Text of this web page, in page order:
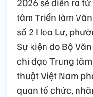
2026 sẽ diễn ra
tâm Triển lãm
số 2 Hoa Lư,
Sự kiện do Bộ
chỉ đạo Trung
thuật Việt Nam
quan tổ chức,